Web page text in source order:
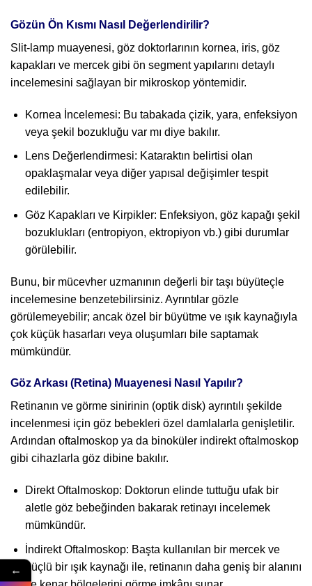
Gözün Ön Kısmı Nasıl Değerlendirilir?
Slit-lamp muayenesi, göz doktorlarının kornea, iris, göz
kapakları ve mercek gibi ön segment yapılarını detaylı
incelemesini sağlayan bir mikroskop yöntemidir.
Kornea İncelemesi: Bu tabakada çizik, yara, enfeksiyon
veya şekil bozukluğu var mı diye bakılır.
Lens Değerlendirmesi: Kataraktın belirtisi olan
opaklaşmalar veya diğer yapısal değişimler tespit
edilebilir.
Göz Kapakları ve Kirpikler: Enfeksiyon, göz kapağı şekil
bozuklukları (entropiyon, ektropiyon vb.) gibi durumlar
görülebilir.
Bunu, bir mücevher uzmanının değerli bir taşı büyüteçle
incelemesine benzetebilirsiniz. Ayrıntılar gözle
görülemeyebilir; ancak özel bir büyütme ve ışık kaynağıyla
çok küçük hasarları veya oluşumları bile saptamak
mümkündür.
Göz Arkası (Retina) Muayenesi Nasıl Yapılır?
Retinanın ve görme sinirinin (optik disk) ayrıntılı şekilde
incelenmesi için göz bebekleri özel damlalarla genişletilir.
Ardından oftalmoskop ya da binoküler indirekt oftalmoskop
gibi cihazlarla göz dibine bakılır.
Direkt Oftalmoskop: Doktorun elinde tuttuğu ufak bir
aletle göz bebeğinden bakarak retinayı incelemek
mümkündür.
İndirekt Oftalmoskop: Başta kullanılan bir mercek ve
güçlü bir ışık kaynağı ile, retinanın daha geniş bir alanını
←